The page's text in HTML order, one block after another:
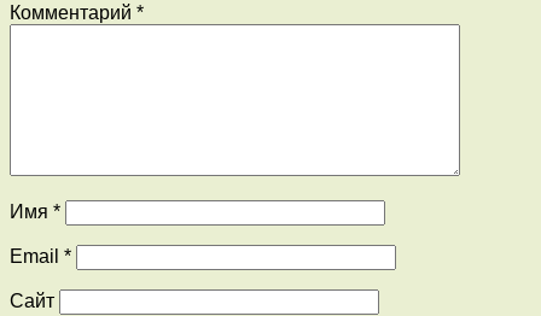
Комментарий *
Имя *
Email *
Сайт